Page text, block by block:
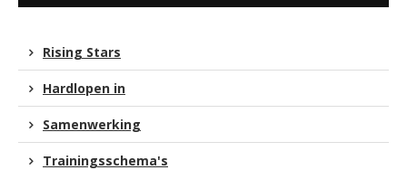
Rising Stars
Hardlopen in
Samenwerking
Trainingsschema's